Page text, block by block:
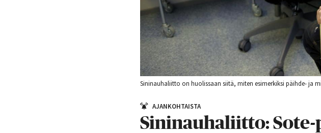
Sininauhaliitto on huolissaan siitä, miten esimerkiksi päihde- ja
AJANKOHTAISTA
Sininauhaliitto: